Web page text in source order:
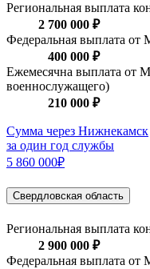
Региональная выплата
2 700 000 ₽
Федеральная выплата
400 000 ₽
Ежемесячна выплата от
военнослужащего)
210 000 ₽
Сумма через Нижнекамск
за один год службы
5 860 000₽
Свердловская область
Региональная выплата
2 900 000 ₽
Федеральная выплата